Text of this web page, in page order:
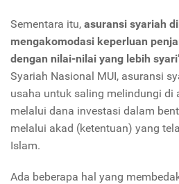
Sementara itu, asuransi syariah
mengakomodasi keperluan
dengan nilai-nilai yang lebih
Syariah Nasional MUI, asuransi
usaha untuk saling melindungi di
melalui dana investasi dalam
melalui akad (ketentuan) yang
Islam.
Ada beberapa hal yang